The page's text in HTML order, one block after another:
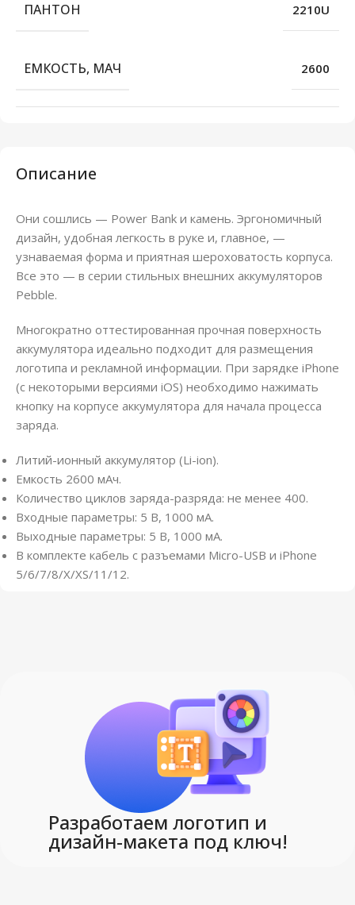
Описание
Они сошлись — Power Bank и камень. Эргономичный
дизайн, удобная легкость в руке и, главное, —
узнаваемая форма и приятная шероховатость корпуса.
Все это — в серии стильных внешних аккумуляторов
Pebble.
Многократно оттестированная прочная поверхность
аккумулятора идеально подходит для размещения
логотипа и рекламной информации. При зарядке iPhone
(с некоторыми версиями iOS) необходимо нажимать
кнопку на корпусе аккумулятора для начала процесса
заряда.
Литий-ионный аккумулятор (Li-ion).
Емкость 2600 мАч.
Количество циклов заряда-разряда: не менее 400.
Входные параметры: 5 В, 1000 мА.
Выходные параметры: 5 В, 1000 мА.
В комплекте кабель с разъемами Micro-USB и iPhone
5/6/7/8/X/XS/11/12.
ПАНТОН 2210U
ЕМКОСТЬ, МАЧ 2600
Разработаем логотип и
дизайн-макета под ключ!